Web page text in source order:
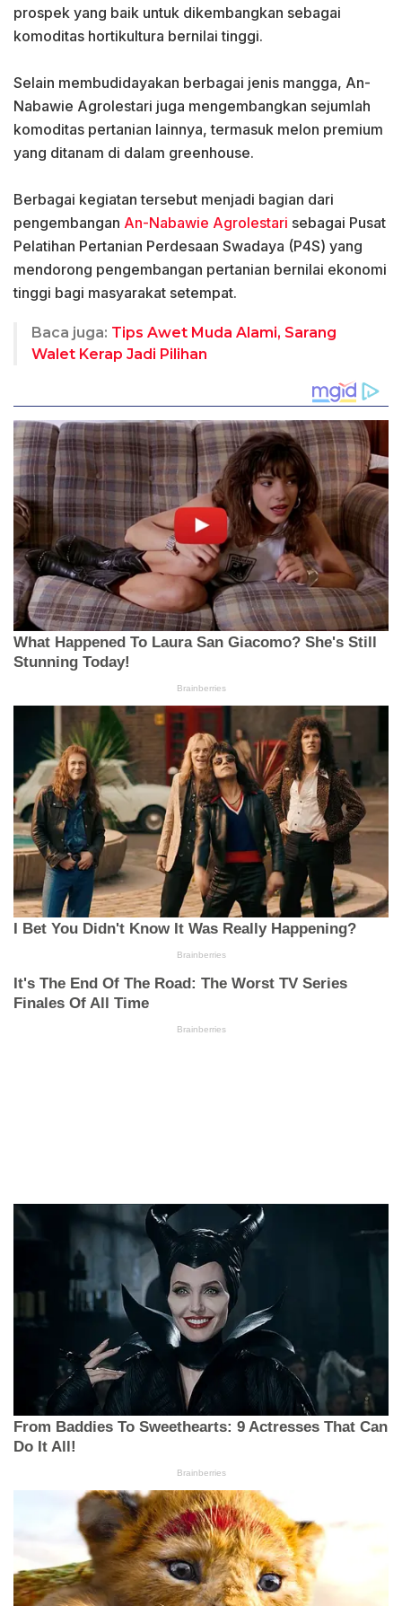
prospek yang baik untuk dikembangkan sebagai
komoditas hortikultura bernilai tinggi.
‎Selain membudidayakan berbagai jenis mangga, An-
Nabawie Agrolestari juga mengembangkan sejumlah
komoditas pertanian lainnya, termasuk melon premium
yang ditanam di dalam greenhouse.
‎Berbagai kegiatan tersebut menjadi bagian dari
pengembangan An-Nabawie Agrolestari sebagai Pusat
Pelatihan Pertanian Perdesaan Swadaya (P4S) yang
mendorong pengembangan pertanian bernilai ekonomi
tinggi bagi masyarakat setempat.
Baca juga: Tips Awet Muda Alami, Sarang
Walet Kerap Jadi Pilihan